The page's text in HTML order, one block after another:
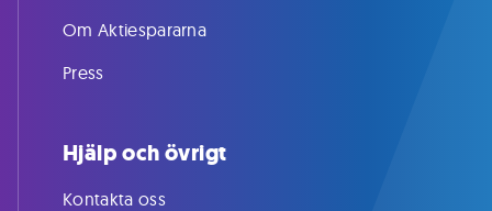
Om Aktiespararna
Press
Hjälp och övrigt
Kontakta oss